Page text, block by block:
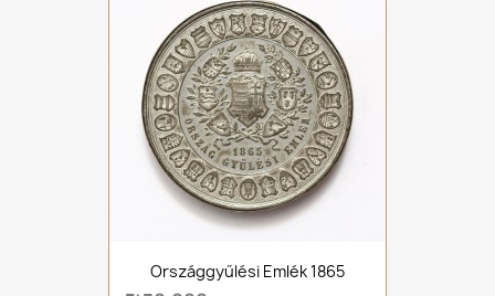
Országgyűlési Emlék 1865